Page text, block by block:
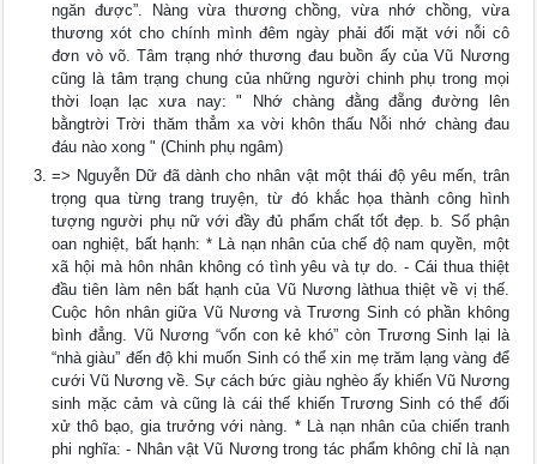
ngăn được”. Nàng vừa thương chồng, vừa nhớ chồng, vừa
thương xót cho chính mình đêm ngày phải đối mặt với nỗi cô
đơn vò võ. Tâm trạng nhớ thương đau buồn ấy của Vũ Nương
cũng là tâm trạng chung của những người chinh phụ trong mọi
thời loạn lạc xưa nay: " Nhớ chàng đằng đẵng đường lên
bằngtrời Trời thăm thẳm xa vời khôn thấu Nỗi nhớ chàng đau
đáu nào xong " (Chinh phụ ngâm)
=> Nguyễn Dữ đã dành cho nhân vật một thái độ yêu mến, trân
trọng qua từng trang truyện, từ đó khắc họa thành công hình
tượng người phụ nữ với đầy đủ phẩm chất tốt đẹp. b. Số phận
oan nghiệt, bất hạnh: * Là nạn nhân của chế độ nam quyền, một
xã hội mà hôn nhân không có tình yêu và tự do. - Cái thua thiệt
đầu tiên làm nên bất hạnh của Vũ Nương làthua thiệt về vị thế.
Cuộc hôn nhân giữa Vũ Nương và Trương Sinh có phần không
bình đẳng. Vũ Nương “vốn con kẻ khó” còn Trương Sinh lại là
“nhà giàu” đến độ khi muốn Sinh có thể xin mẹ trăm lạng vàng để
cưới Vũ Nương về. Sự cách bức giàu nghèo ấy khiến Vũ Nương
sinh mặc cảm và cũng là cái thế khiến Trương Sinh có thể đối
xử thô bạo, gia trưởng với nàng. * Là nạn nhân của chiến tranh
phi nghĩa: - Nhân vật Vũ Nương trong tác phẩm không chỉ là nạn